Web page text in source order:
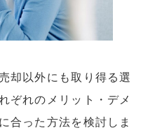
却以外にも取り得る選
ぞれのメリット・デメ
合った方法を検討しま